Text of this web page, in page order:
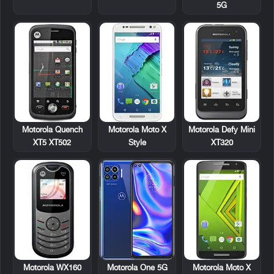
5G
Motorola Defy Mini
XT320
Motorola Moto X
Style
Motorola Quench
XT5 XT502
Motorola Moto X
Motorola One 5G
Motorola WX160